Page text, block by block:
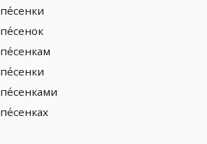
пе́сенки
пе́сенок
пе́сенкам
пе́сенки
пе́сенками
пе́сенках